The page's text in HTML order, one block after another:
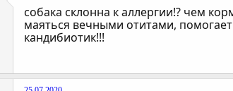
собака склонна к аллергии!? чем
маяться вечными отитами,
кандибиотик!!!